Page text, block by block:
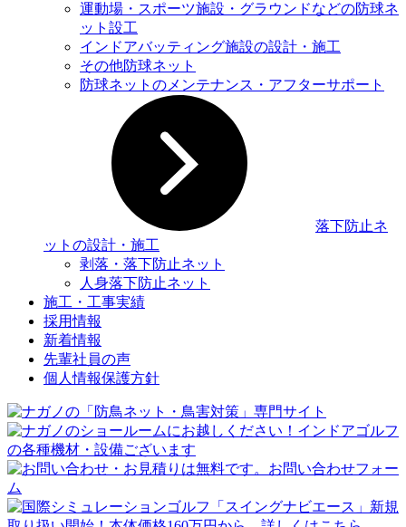
運動場・スポーツ施設・グラウンドなどの防球ネ
ット設⼯
インドアバッティング施設の設計・施工
その他防球ネット
防球ネットのメンテナンス・アフターサポート
落下防止ネ
ットの設計・施工
剥落・落下防止ネット
人身落下防止ネット
施工・工事実績
採用情報
新着情報
先輩社員の声
個人情報保護方針